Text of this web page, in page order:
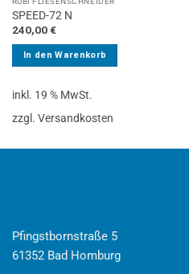
SPEED-72 N
240,00€
In den Warenkorb
inkl. 19 % MwSt.
zzgl. Versandkosten
Pfingstbornstraße 5
61352 Bad Homburg